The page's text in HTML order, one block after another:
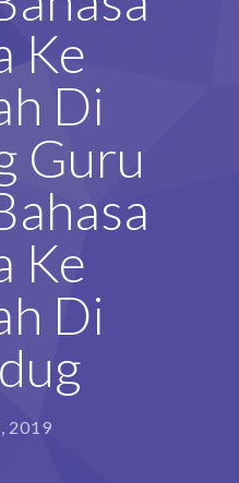
Ke
Di
Guru
Ke
Di
2019